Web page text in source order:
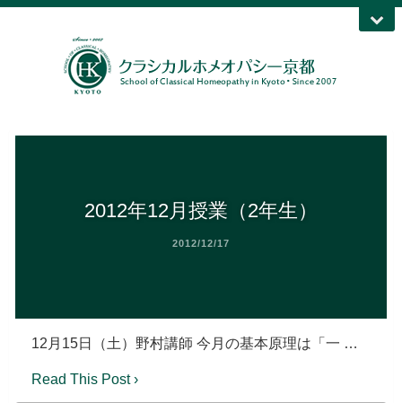
2012年12月授業（2年生）
2012/12/17
12月15日（土）野村講師 今月の基本原理は「一 …
Read This Post ›